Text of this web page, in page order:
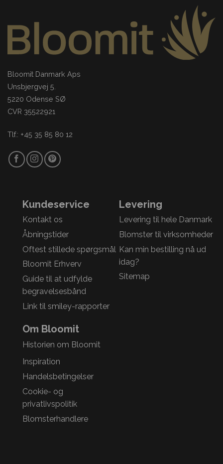
Bloomit Danmark Aps
Unsbjergvej 5.
5220 Odense SØ
CVR 35522921
Tlf.: +45 35 85 80 12
Kundeservice
Kontakt os
Åbningstider
Oftest stillede spørgsmål
Bloomit Erhverv
Guide til at udfylde
begravelsesbånd
Link til smiley-rapporter
Levering
Levering til hele Danmark
Blomster til virksomheder
Kan min bestilling nå ud
idag?
Sitemap
Om Bloomit
Historien om Bloomit
Inspiration
Handelsbetingelser
Cookie- og
privatlivspolitik
Blomsterhandlere